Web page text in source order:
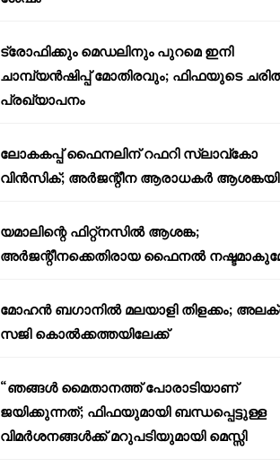
ട്രോഫിക്കും മെഡലിനും പുറമെ ഇനി
ചാമ്പ്യൻഷിപ്പ് മോതിരവും; ഫിഫയുടെ
പ്രഖ്യാപനം
ലോകകപ്പ് ഫൈനലിന് റഫറി സ്ലാവ്‌കോ
വിൻസിക്; അർജന്റീന ആരാധകർ
യമാലിന്റെ ഫിറ്റ്നസിൽ ആശങ്ക;
അർജന്റീനക്കെതിരായ ഫൈനൽ
മോഹൻ ബഗാനിൽ മലയാളി തിളക്കം;
സജി കൊൽക്കത്തയിലേക്ക്
“ഞങ്ങൾ മൈതാനത്ത് പോരാടിയാണ്
ജയിക്കുന്നത്; ഫിഫയുമായി ബന്ധപ്പെട്ടുള്ള
വിമർശനങ്ങൾക്ക് മറുപടിയുമായി മെസ്സി